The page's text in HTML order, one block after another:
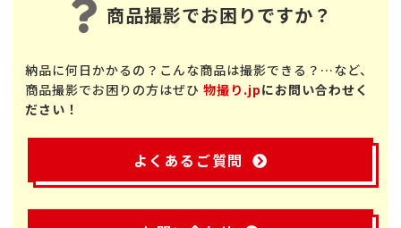
商品撮影でお困りですか？
納品に何日かかるの？こんな商品は撮影できる？…など、
商品撮影でお困りの方はぜひ 物撮り.jpにお問い合わせく
ださい！
よくあるご質問